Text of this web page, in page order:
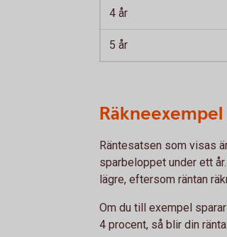
4 år
5 år
Räntesatsen som visas
sparbeloppet under ett
lägre, eftersom räntan
Om du till exempel
4 procent, så blir din